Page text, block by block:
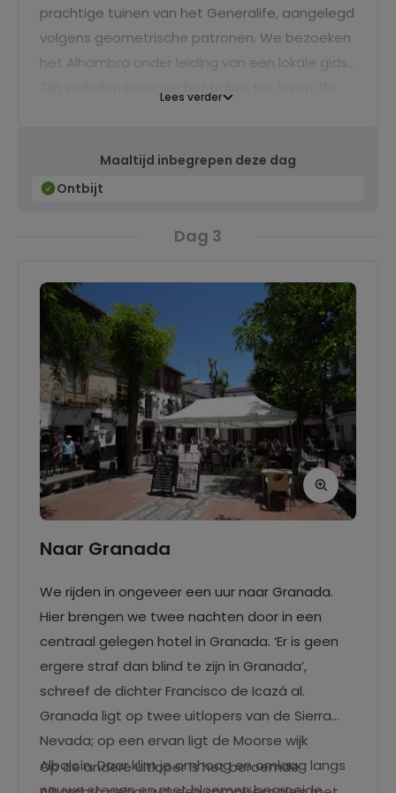
prachtige tuinen van het Generalife, aangelegd
volgens geometrische patronen. We bezoeken
het Alhambra onder leiding van een lokale gids.
Albaicín, bezoek de zigeunerwijk Sacromonte,
en ontdek de Spaanse grandeur in het centrum
pleinen. 's Avonds kun je genieten van een
Sacromonte.
Lees verder
Maaltijd inbegrepen deze dag
Ontbijt
Dag 3
Naar Granada
We rijden in ongeveer een uur naar Granada.
Hier brengen we twee nachten door in een
centraal gelegen hotel in Granada. ‘Er is geen
ergere straf dan blind te zijn in Granada’,
schreef de dichter Francisco de Icazá al.
Granada ligt op twee uitlopers van de Sierra
Nevada; op een ervan ligt de Moorse wijk
Albaicín. Daar klim je omhoog en omlaag langs
Op de andere uitloper is het beroemde